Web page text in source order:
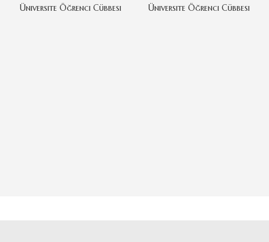
Üniversite Öğrenci Cübbesi Üniversite Öğrenci Cübbesi